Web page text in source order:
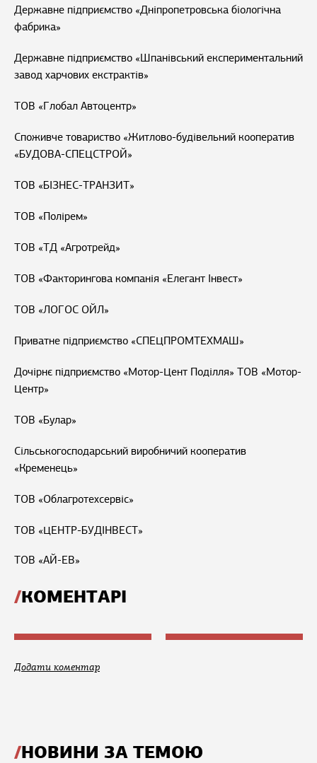
Державне підприємство «Дніпропетровська біологічна
фабрика»
Державне підприємство «Шпанівський експериментальний
завод харчових екстрактів»
ТОВ «Глобал Автоцентр»
Споживче товариство «Житлово-будівельний кооператив
«БУДОВА-СПЕЦСТРОЙ»
ТОВ «БІЗНЕС-ТРАНЗИТ»
ТОВ «Полірем»
ТОВ «ТД «Агротрейд»
ТОВ «Факторингова компанія «Елегант Інвест»
ТОВ «ЛОГОС ОЙЛ»
Приватне підприємство «СПЕЦПРОМТЕХМАШ»
Дочірнє підприємство «Мотор-Цент Поділля» ТОВ «Мотор-
Центр»
ТОВ «Булар»
Сільськогосподарський виробничий кооператив
«Кременець»
ТОВ «Облагротехсервіс»
ТОВ «ЦЕНТР-БУДІНВЕСТ»
ТОВ «АЙ-ЕВ»
КОМЕНТАРІ
Додати коментар
НОВИНИ ЗА ТЕМОЮ